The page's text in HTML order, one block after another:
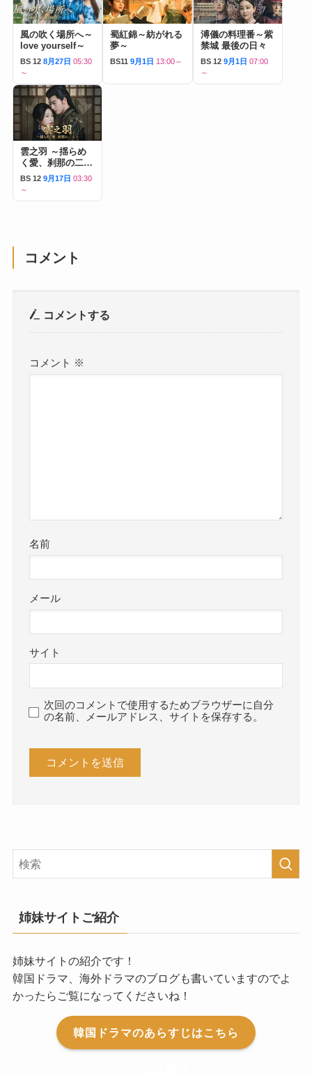
風の吹く場所へ～
love yourself～
BS 12 8月27日 05:30
～
蜀紅錦～紡がれる
夢～
BS11 9月1日 13:00～
溥儀の料理番～紫
禁城 最後の日々
BS 12 9月1日 07:00
～
雲之羽 ～揺らめ
く愛、刹那の二人
～
BS 12 9月17日 03:30
～
コメント
コメントする
コメント ※
名前
メール
サイト
次回のコメントで使用するためブラウザーに自分
の名前、メールアドレス、サイトを保存する。
姉妹サイトご紹介
姉妹サイトの紹介です！
韓国ドラマ、海外ドラマのブログも書いていますのでよ
かったらご覧になってくださいね！
韓国ドラマのあらすじはこちら